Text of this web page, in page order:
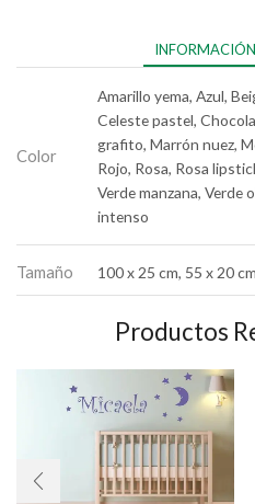
Color
Amarillo yema, Azul,
Celeste pastel,
grafito, Marrón nuez,
Rojo, Rosa, Rosa
Verde manzana, Verde
intenso
Tamaño 100 x 25 cm, 55 x 20 cm
Productos